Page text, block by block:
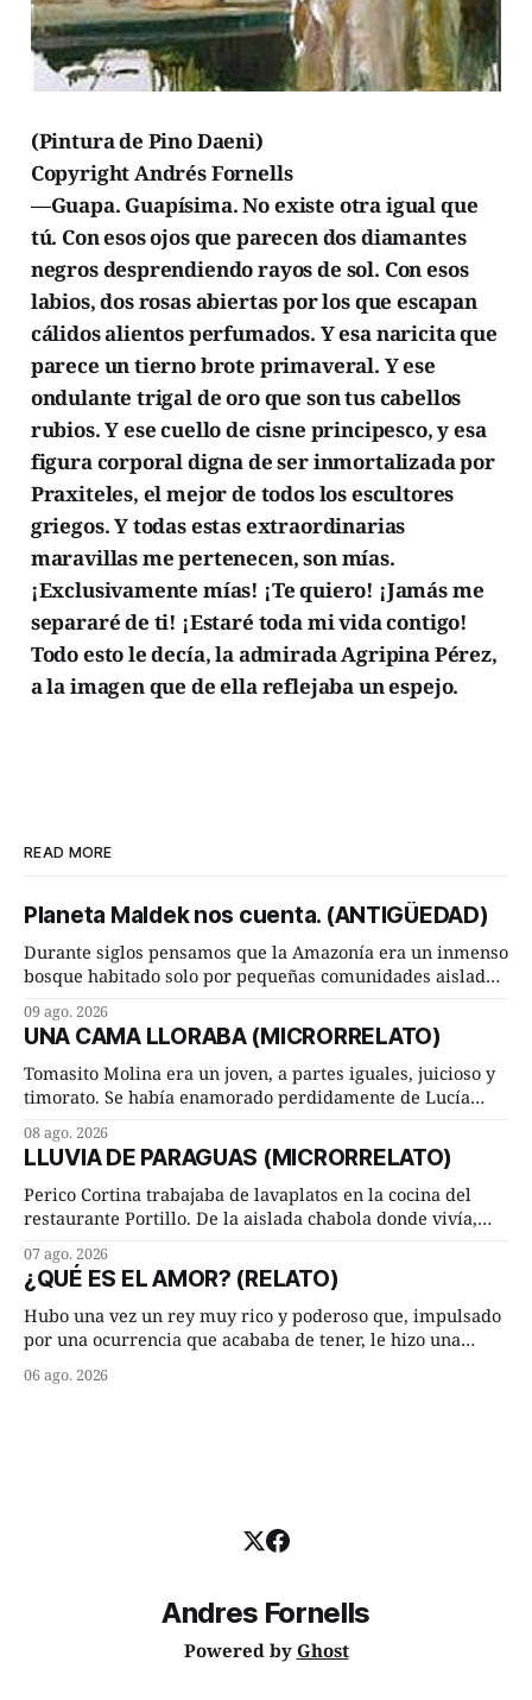
(Pintura de Pino Daeni)
Copyright Andrés Fornells
—Guapa. Guapísima. No existe otra igual que
tú. Con esos ojos que parecen dos diamantes
negros desprendiendo rayos de sol. Con esos
labios, dos rosas abiertas por los que escapan
cálidos alientos perfumados. Y esa naricita que
parece un tierno brote primaveral. Y ese
ondulante trigal de oro que son tus cabellos
rubios. Y ese cuello de cisne principesco, y esa
figura corporal digna de ser inmortalizada por
Praxiteles, el mejor de todos los escultores
griegos. Y todas estas extraordinarias
maravillas me pertenecen, son mías.
¡Exclusivamente mías! ¡Te quiero! ¡Jamás me
separaré de ti! ¡Estaré toda mi vida contigo!
Todo esto le decía, la admirada Agripina Pérez,
a la imagen que de ella reflejaba un espejo.
READ MORE
Planeta Maldek nos cuenta. (ANTIGÜEDAD)
Durante siglos pensamos que la Amazonía era un inmenso
bosque habitado solo por pequeñas comunidades aisladas.
incompleta. Un equipo internacional de arqueólogos,
liderado por el investigador finlandés Martti Pärssinen,
de la Universidad de Helsinki, junto con especialistas de
Brasil y
09 ago. 2026
UNA CAMA LLORABA (MICRORRELATO)
Tomasito Molina era un joven, a partes iguales, juicioso y
timorato. Se había enamorado perdidamente de Lucía
ambos les iba de maravilla. Pero mantenían absoluta
discrepancia en un deseo ineluctable por parte de ella.
Lucía Arriate quería que ellos
08 ago. 2026
LLUVIA DE PARAGUAS (MICRORRELATO)
Perico Cortina trabajaba de lavaplatos en la cocina del
restaurante Portillo. De la aislada chabola donde vivía,
cuarto de hora andando a buen paso. Cierta noche,
terminada su jornada laboral caminaba él hacía su mísera
morada cundo comenzó a llover
07 ago. 2026
¿QUÉ ES EL AMOR? (RELATO)
Hubo una vez un rey muy rico y poderoso que, impulsado
por una ocurrencia que acababa de tener, le hizo una
Dime, hombre sabio, ¿qué es el amor según tú? Su
06 ago. 2026
Andres Fornells
Powered by Ghost